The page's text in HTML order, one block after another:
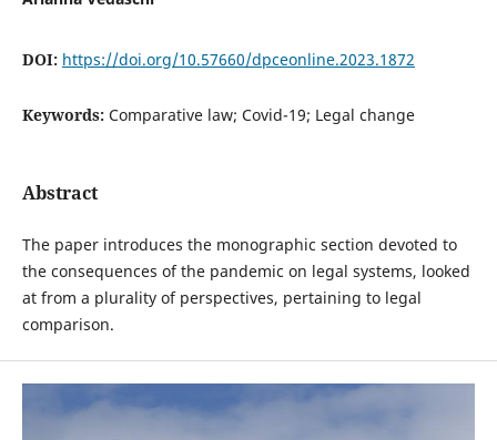
DOI: https://doi.org/10.57660/dpceonline.2023.1872
Keywords: Comparative law; Covid-19; Legal change
Abstract
The paper introduces the monographic section devoted to
the consequences of the pandemic on legal systems, looked
at from a plurality of perspectives, pertaining to legal
comparison.